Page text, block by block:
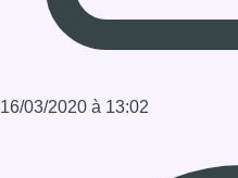
16/03/2020 à 13:02